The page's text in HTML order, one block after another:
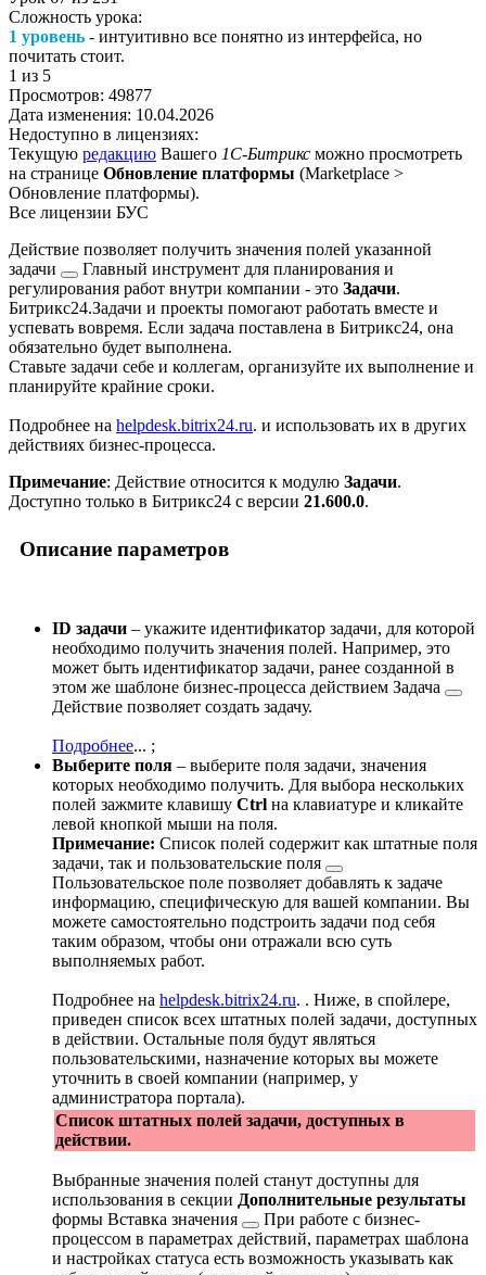
Сложность урока:
1 уровень - интуитивно все понятно из интерфейса, но
почитать стоит.
1 из 5
Просмотров: 49877
Дата изменения: 10.04.2026
Недоступно в лицензиях:
Текущую редакцию Вашего 1С-Битрикс можно просмотреть
на странице Обновление платформы (Marketplace >
Обновление платформы).
Все лицензии БУС
Действие позволяет получить значения полей указанной
задачи
Главный инструмент для планирования и
регулирования работ внутри компании - это Задачи.
Битрикс24.Задачи и проекты помогают работать вместе и
успевать вовремя. Если задача поставлена в Битрикс24, она
обязательно будет выполнена.
Ставьте задачи себе и коллегам, организуйте их выполнение и
планируйте крайние сроки.
Подробнее на helpdesk.bitrix24.ru. и использовать их в других
действиях бизнес-процесса.
Примечание: Действие относится к модулю Задачи.
Доступно только в Битрикс24 c версии 21.600.0.
Описание параметров
ID задачи – укажите идентификатор задачи, для которой
необходимо получить значения полей. Например, это
может быть идентификатор задачи, ранее созданной в
этом же шаблоне бизнес-процесса действием Задача
Действие позволяет создать задачу.
Подробнее... ;
Выберите поля – выберите поля задачи, значения
которых необходимо получить. Для выбора нескольких
полей зажмите клавишу Ctrl на клавиатуре и кликайте
левой кнопкой мыши на поля.
Примечание: Список полей содержит как штатные поля
задачи, так и пользовательские поля
Пользовательское поле позволяет добавлять к задаче
информацию, специфическую для вашей компании. Вы
можете самостоятельно подстроить задачи под себя
таким образом, чтобы они отражали всю суть
выполняемых работ.
Подробнее на helpdesk.bitrix24.ru. . Ниже, в спойлере,
приведен список всех штатных полей задачи, доступных
в действии. Остальные поля будут являться
пользовательскими, назначение которых вы можете
уточнить в своей компании (например, у
администратора портала).
Список штатных полей задачи, доступных в
действии.
Выбранные значения полей станут доступны для
использования в секции Дополнительные результаты
формы Вставка значения
При работе с бизнес-
процессом в параметрах действий, параметрах шаблона
и настройках статуса есть возможность указывать как